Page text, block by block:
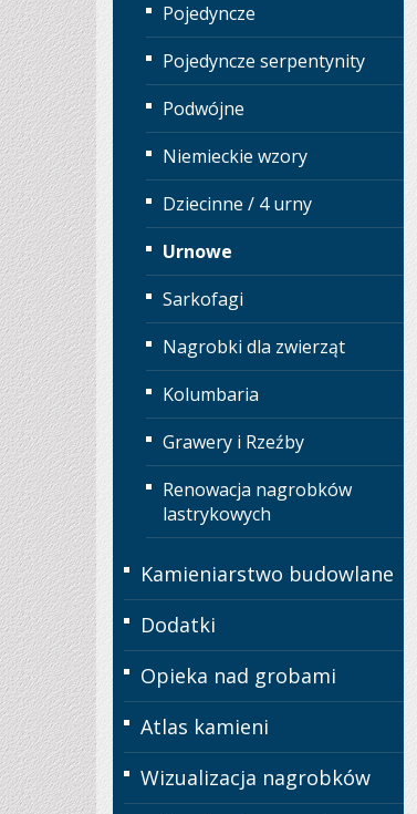
Pojedyncze
Pojedyncze serpentynity
Podwójne
Niemieckie wzory
Dziecinne / 4 urny
Urnowe
Sarkofagi
Nagrobki dla zwierząt
Kolumbaria
Grawery i Rzeźby
Renowacja nagrobków
lastrykowych
Kamieniarstwo budowlane
Dodatki
Opieka nad grobami
Atlas kamieni
Wizualizacja nagrobków